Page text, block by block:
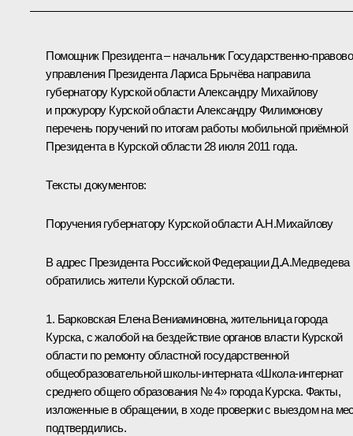
Помощник Президента – начальник Государственно-
управления ПрезидентаЛариса Брычёванаправила
губернатору Курской области Александру Михайлову
и прокурору Курской области Александру Филимонову
перечень поручений по итогам работы мобильной приёмной
Президента в Курской области 28 июля 2011 года.
Тексты документов:
Поручения губернатору Курской области А.Н.Михайлову
В адрес Президента Российской Федерации Д.А.Медведева
обратились жители Курской области.
1. Барковская Елена Вениаминовна, жительница города
Курска, с жалобой на бездействие органов власти Курской
области по ремонту областной государственной
общеобразовательной школы-интерната «Школа-интернат
среднего общего образования № 4» города Курска. Факты,
изложенные в обращении, в ходе проверки с выездом на
подтвердились.